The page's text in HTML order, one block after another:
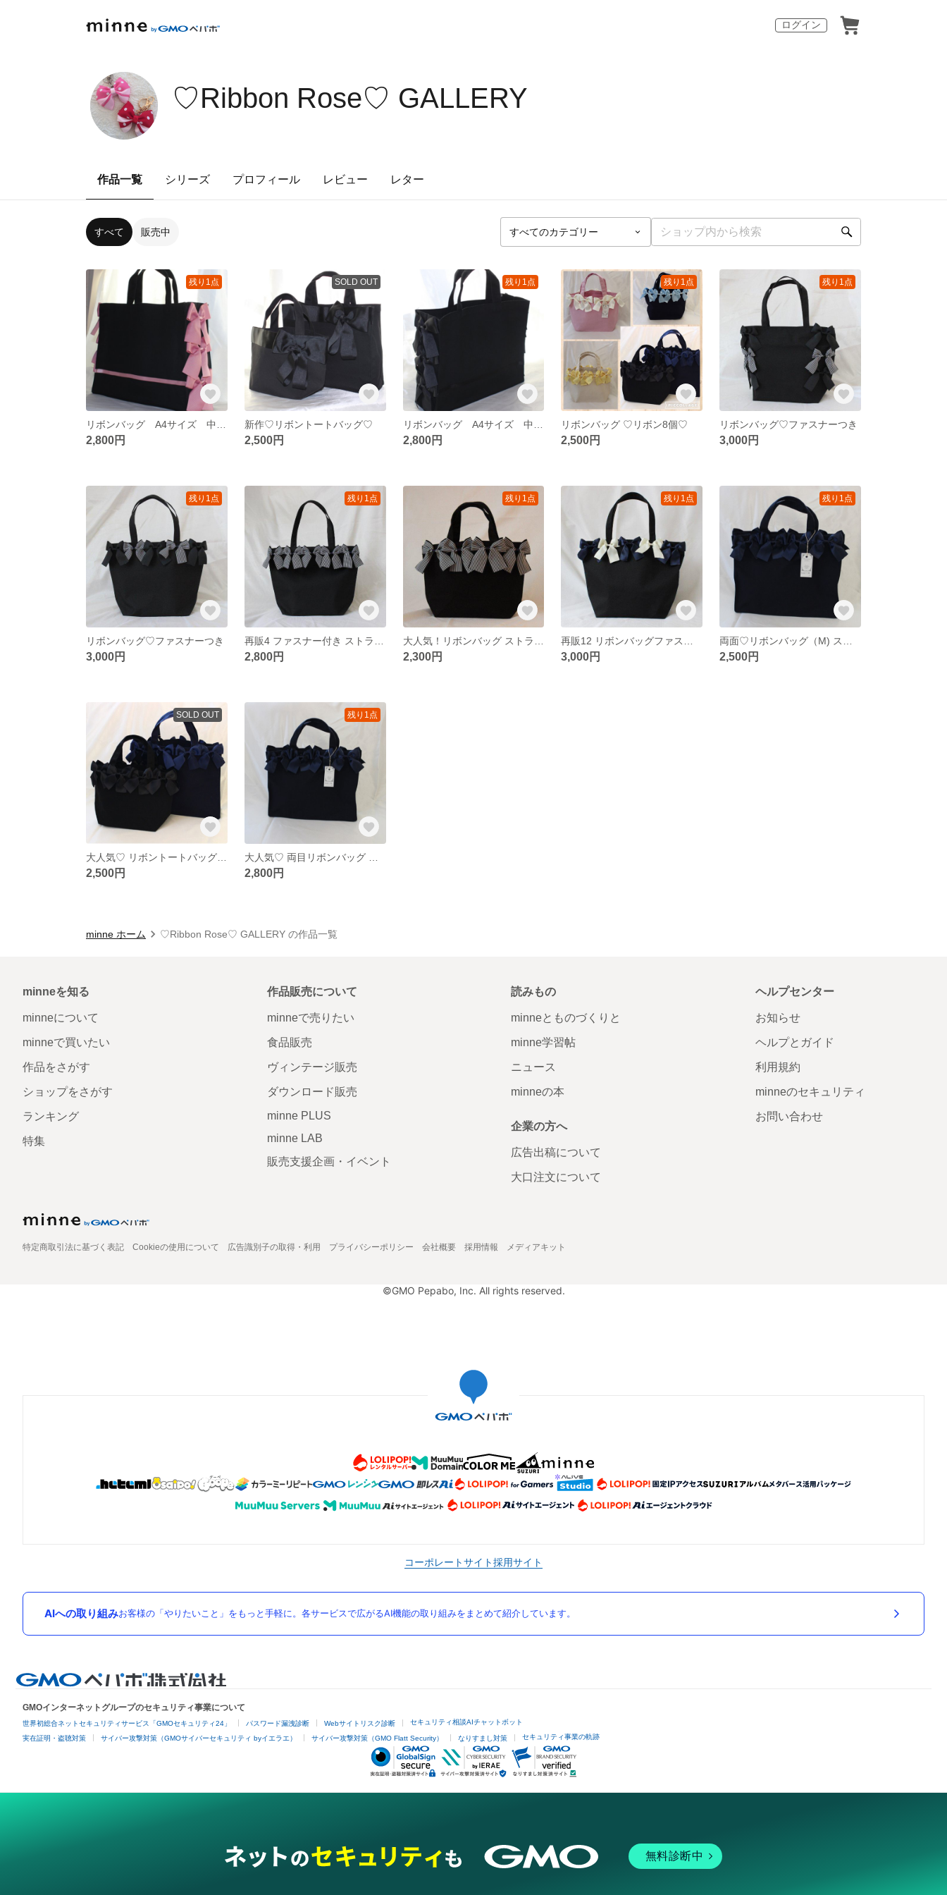
ログイン
♡Ribbon Rose♡ GALLERY
作品一覧 シリーズ プロフィール レビュー レター
すべて 販売中
残り1点
2,800円
SOLD OUT
新作♡リボントートバッグ♡
2,500円
残り1点
2,800円
残り1点
リボンバッグ ♡リボン8個♡
2,500円
残り1点
リボンバッグ♡ファスナーつき
3,000円
残り1点
リボンバッグ♡ファスナーつき
3,000円
残り1点
2,800円
残り1点
2,300円
残り1点
3,000円
残り1点
2,500円
SOLD OUT
2,500円
残り1点
2,800円
minne ホーム ♡Ribbon Rose♡ GALLERY の作品一覧
minneを知る
minneについて
minneで買いたい
作品をさがす
ショップをさがす
ランキング
特集
作品販売について
minneで売りたい
食品販売
ヴィンテージ販売
ダウンロード販売
minne PLUS
minne LAB
販売支援企画・イベント
読みもの
minneとものづくりと
minne学習帖
ニュース
minneの本
企業の方へ
広告出稿について
大口注文について
ヘルプセンター
お知らせ
ヘルプとガイド
利用規約
minneのセキュリティ
お問い合わせ
特定商取引法に基づく表記 Cookieの使用について 広告識別子の取得・利用 プライバシーポリシー 会社概要 採用情報 メディアキット
©GMO Pepabo, Inc. All rights reserved.
コーポレートサイト採用サイト
AIへの取り組みお客様の「やりたいこと」をもっと手軽に。各サービスで広がるAI機能の取り組みをまとめて紹介しています。
GMOインターネットグループのセキュリティ事業について
世界初総合ネットセキュリティサービス「GMOセキュリティ24」 パスワード漏洩診断 Webサイトリスク診断 セキュリティ相談AIチャットボット
実在証明・盗聴対策 サイバー攻撃対策（GMOサイバーセキュリティ byイエラエ） サイバー攻撃対策（GMO Flatt Security） なりすまし対策 セキュリティ事業の軌跡
無料診断中